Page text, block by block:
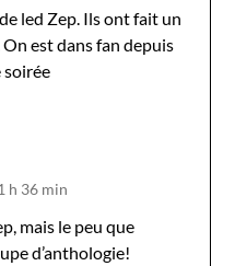
led Zep. Ils ont fait un
est dans fan depuis
soirée
h 36 min
mais le peu que
d’anthologie!